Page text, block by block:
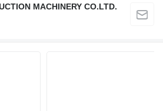
MACHINERY CO.LTD.